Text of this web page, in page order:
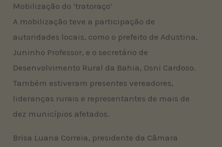
Mobilização do ‘tratoraço’
A mobilização teve a participação de
autoridades locais, como o prefeito de Adustina,
Juninho Professor, e o secretário de
Desenvolvimento Rural da Bahia, Osni Cardoso.
Também estiveram presentes vereadores,
lideranças rurais e representantes de mais de
dez municípios afetados.
Brisa Luana Correia, presidente da Câmara